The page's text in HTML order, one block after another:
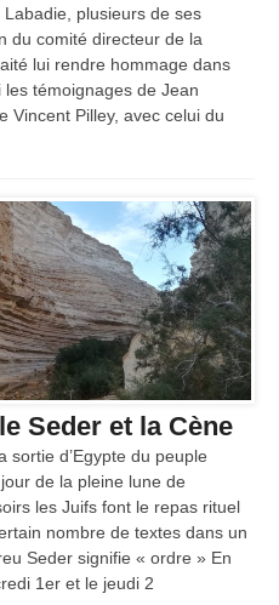
Labadie, plusieurs de ses
du comité directeur de la
lui rendre hommage dans
témoignages de Jean
Vincent Pilley, avec celui du
Seder et la Cène
sortie d’Egypte du peuple
de la pleine lune de
les Juifs font le repas rituel
nombre de textes dans un
Seder signifie « ordre » En
1er et le jeudi 2